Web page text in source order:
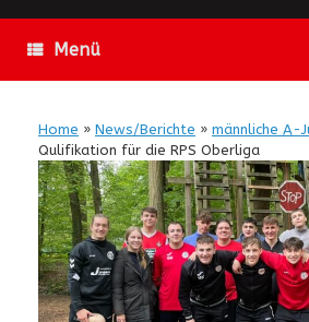
Menü
Home » News/Berichte » männliche A-
Qulifikation für die RPS Oberliga